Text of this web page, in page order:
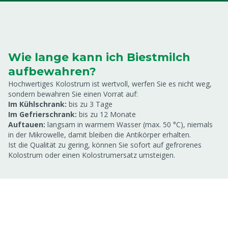
Wie lange kann ich Biestmilch
aufbewahren?
Hochwertiges Kolostrum ist wertvoll, werfen Sie es nicht weg,
sondern bewahren Sie einen Vorrat auf:
Im Kühlschrank: bis zu 3 Tage
Im Gefrierschrank: bis zu 12 Monate
Auftauen: langsam in warmem Wasser (max. 50 °C), niemals
in der Mikrowelle, damit bleiben die Antikörper erhalten.
Ist die Qualität zu gering, können Sie sofort auf gefrorenes
Kolostrum oder einen Kolostrumersatz umsteigen.